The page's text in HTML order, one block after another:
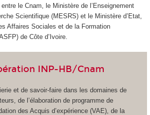
le Cnam, le Ministère de l’Enseignement
Scientifique (MESRS) et le Ministère d’Etat,
Affaires Sociales et de la Formation
de Côte d’Ivoire.
INP-HB/Cnam
et de savoir-faire dans les domaines de
de l’élaboration de programme de
des Acquis d’expérience (VAE), de la